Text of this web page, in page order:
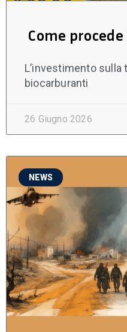
Come procede
L’investimento sulla
biocarburanti
26 Giugno 2026
NEWS